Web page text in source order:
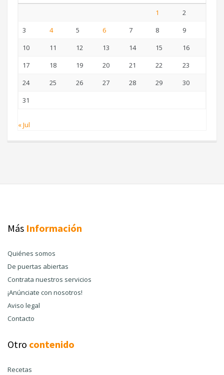
1
2
3
4 5 6 7 8
9
10
11 12 13 14 15
16
17
18 19 20 21 22
23
24
25 26 27 28 29
30
31
« Jul
Más Información
Quiénes somos
De puertas abiertas
Contrata nuestros servicios
¡Anúnciate con nosotros!
Aviso legal
Contacto
Otro contenido
Recetas